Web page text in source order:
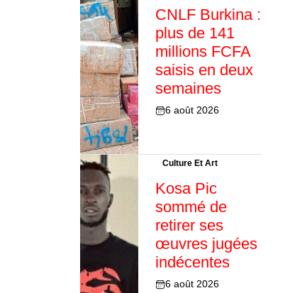
CNLF Burkina :
plus de 141
millions FCFA
saisis en deux
semaines
6 août 2026
Culture Et Art
Kosa Pic
sommé de
retirer ses
œuvres jugées
indécentes
6 août 2026